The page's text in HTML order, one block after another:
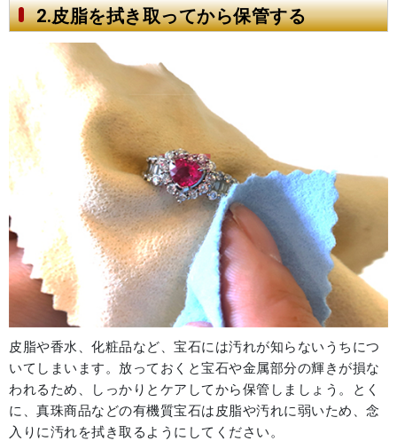
2.皮脂を拭き取ってから保管する
皮脂や香水、化粧品など、宝石には汚れが知らないうちにつ
いてしまいます。放っておくと宝石や金属部分の輝きが損な
われるため、しっかりとケアしてから保管しましょう。とく
に、真珠商品などの有機質宝石は皮脂や汚れに弱いため、念
入りに汚れを拭き取るようにしてください。